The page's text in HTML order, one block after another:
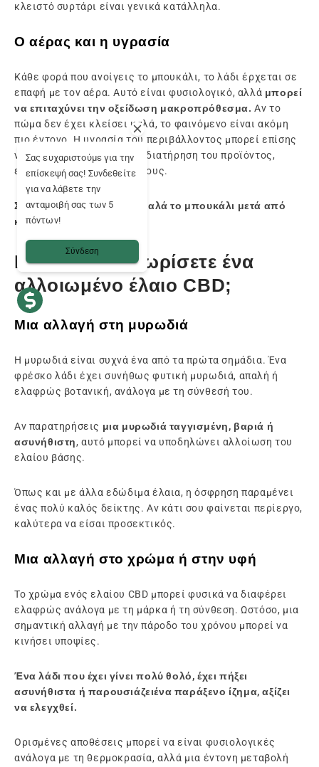
κλειστό συρτάρι είναι γενικά κατάλληλα.
Ο αέρας και η υγρασία
Κάθε φορά που ανοίγεις το μπουκάλι, το λάδι έρχεται σε
επαφή με τον αέρα. Αυτό είναι φυσιολογικό, αλλά μπορεί
να επιταχύνει την οξείδωση μακροπρόθεσμα.Αν το
πώμα δεν έχει κλείσει καλά, το φαινόμενο είναι ακόμη
πιο έντονο. Η υγρασία του περιβάλλοντος μπορεί επίσης
να επηρεάσει αρνητικά τη διατήρηση του προϊόντος,
ειδικά σε ορισμένους χώρους.
Σου συνιστώ να κλείνεις καλά το μπουκάλι μετά από
κάθε χρήση.
Πώς να αναγνωρίσετε ένα
αλλοιωμένο έλαιο CBD;
Μια αλλαγή στη μυρωδιά
Η μυρωδιά είναι συχνά ένα από τα πρώτα σημάδια. Ένα
φρέσκο λάδι έχει συνήθως φυτική μυρωδιά, απαλή ή
ελαφρώς βοτανική, ανάλογα με τη σύνθεσή του.
Αν παρατηρήσεις μια μυρωδιά ταγγισμένη, βαριά ή
ασυνήθιστη, αυτό μπορεί να υποδηλώνει αλλοίωση του
ελαίου βάσης.
Όπως και με άλλα εδώδιμα έλαια, η όσφρηση παραμένει
ένας πολύ καλός δείκτης. Αν κάτι σου φαίνεται περίεργο,
καλύτερα να είσαι προσεκτικός.
Μια αλλαγή στο χρώμα ή στην υφή
Το χρώμα ενός ελαίου CBD μπορεί φυσικά να διαφέρει
ελαφρώς ανάλογα με τη μάρκα ή τη σύνθεση. Ωστόσο, μια
σημαντική αλλαγή με την πάροδο του χρόνου μπορεί να
κινήσει υποψίες.
Ένα λάδι που έχει γίνει πολύ θολό, έχει πήξει
ασυνήθιστα ή παρουσιάζειένα παράξενο ίζημα, αξίζει
να ελεγχθεί.
Ορισμένες αποθέσεις μπορεί να είναι φυσιολογικές
ανάλογα με τη θερμοκρασία, αλλά μια έντονη μεταβολή
Σας ευχαριστούμε για την
επίσκεψή σας! Συνδεθείτε
για να λάβετε την
ανταμοιβή σας των 5
πόντων!
Σύνδεση